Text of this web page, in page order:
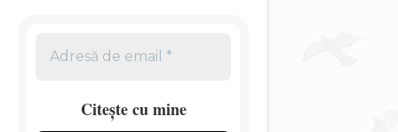
Citește cu mine